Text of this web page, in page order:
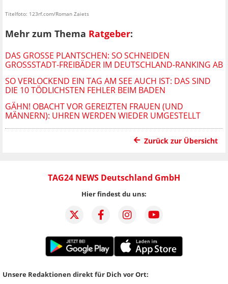
Titelfoto: 123rf.com/Roman Zaiets
Mehr zum Thema Ratgeber:
DAS GROSSE PLANTSCHEN: SO SCHNEIDEN G
ROSSSTADT-FREIBÄDER IM DEUTSCHLAND-RANKING AB
SO VERLOCKEND EIN TAG AM SEE AUCH IST: DAS SIND
DIE 10 TÖDLICHSTEN FEHLER BEIM BADEN
GÄHN! OBACHT VOR GEREIZTEN FRAUEN (UND
MÄNNERN): UHREN WERDEN WIEDER UMGESTELLT
Zurück zur Übersicht
TAG24 NEWS Deutschland GmbH
Hier findest du uns:
Unsere Redaktionen direkt für Dich vor Ort: